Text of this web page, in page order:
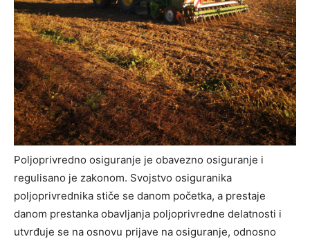
Poljoprivredno osiguranje je obavezno osiguranje i
regulisano je zakonom. Svojstvo osiguranika
poljoprivrednika stiče se danom početka, a prestaje
danom prestanka obavljanja poljoprivredne delatnosti i
utvrđuje se na osnovu prijave na osiguranje, odnosno